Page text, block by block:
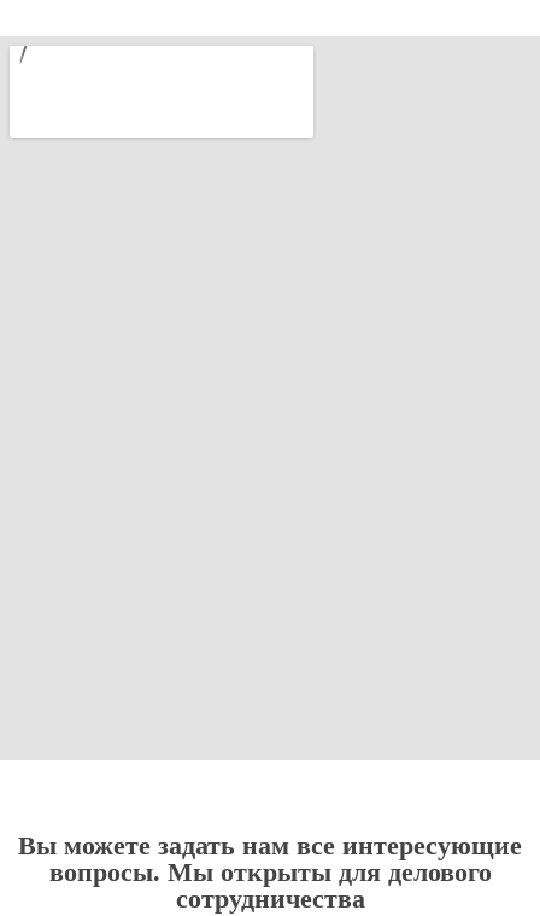
Вы можете задать нам все интересующие
вопросы. Мы открыты для делового
сотрудничества